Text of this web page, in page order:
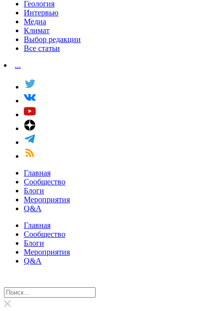
Геология
Интервью
Медиа
Климат
Выбор редакции
Все статьи
...
Главная
Сообщество
Блоги
Мероприятия
Q&A
Главная
Сообщество
Блоги
Мероприятия
Q&A